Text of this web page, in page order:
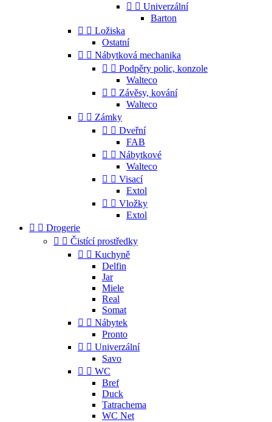
  Univerzální
Barton
  Ložiska
Ostatní
  Nábytková mechanika
  Podpěry polic, konzole
Walteco
  Závěsy, kování
Walteco
  Zámky
  Dveřní
FAB
  Nábytkové
Walteco
  Visací
Extol
  Vložky
Extol
  Drogerie
  Čistící prostředky
  Kuchyně
Delfin
Jar
Miele
Real
Somat
  Nábytek
Pronto
  Univerzální
Savo
  WC
Bref
Duck
Tatrachema
WC Net